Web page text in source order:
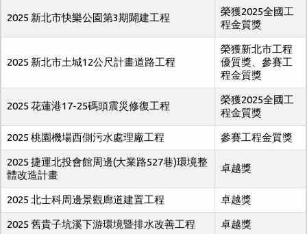
2025 新北市快樂公園第3期闢建工程
榮獲2025全國工
程金質獎
2025 新北市土城12公尺計畫道路工程
榮獲新北市工程
優質獎、參賽工
程金質獎
2025 花蓮港17-25碼頭震災修復工程
榮獲2025全國工
程金質獎
2025 桃園機場西側污水處理廠工程 參賽工程金質獎
2025 捷運北投會館周邊(大業路527巷)環境整
體改造計畫
卓越獎
2025 北士科周邊景觀廊道建置工程 卓越獎
2025 舊貴子坑溪下游環境暨排水改善工程 卓越獎